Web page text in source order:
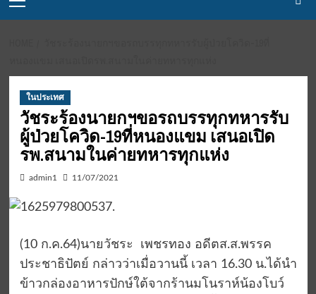
Menu
ในประเทศ
วัชระร้องนายกฯขอรถบรรทุกทหารรับ
ผู้ป่วยโควิด-19ที่หนองแขม เสนอเปิด
รพ.สนามในค่ายทหารทุกแห่ง
admin1 11/07/2021
(10 ก.ค.64)นายวัชระ เพชรทอง อดีตส.ส.พรรค
ประชาธิปัตย์ กล่าวว่าเมื่อวานนี้ เวลา 16.30 น.ได้นำ
ข้าวกล่องอาหารปักษ์ใต้จากร้านมโนราห์น้องโบว์